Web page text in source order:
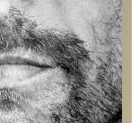
קרדיט תמונות: David Goehring